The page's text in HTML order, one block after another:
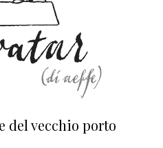
del vecchio porto